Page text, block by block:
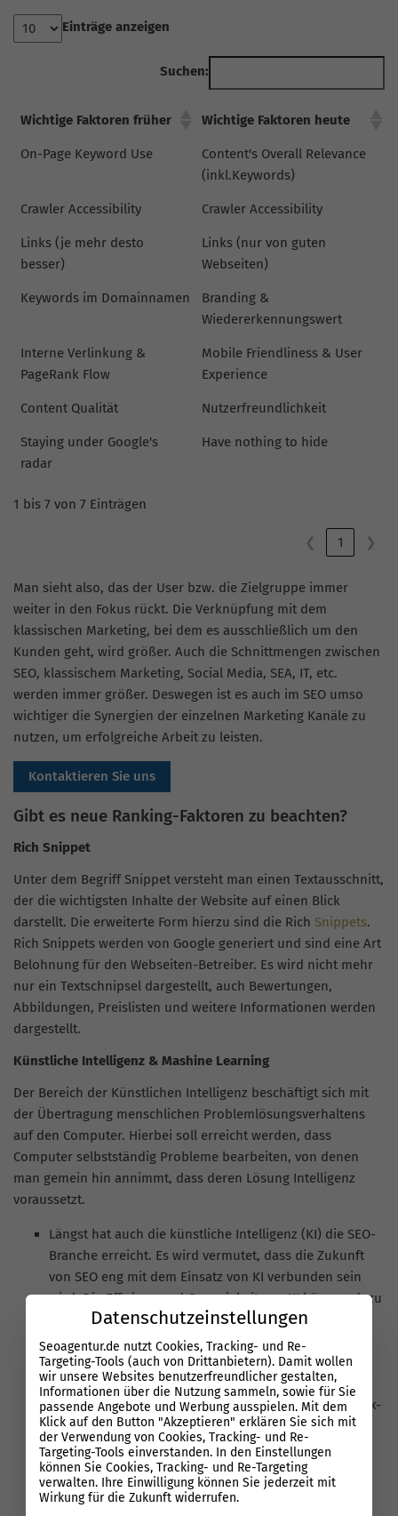
Einträge anzeigen
Suchen:
Wichtige Faktoren früher Wichtige Faktoren heute
On-Page Keyword Use
Content's Overall Relevance
(inkl.Keywords)
Crawler Accessibility Crawler Accessibility
Links (je mehr desto
besser)
Links (nur von guten
Webseiten)
Keywords im Domainnamen
Branding &
Wiedererkennungswert
Interne Verlinkung &
PageRank Flow
Mobile Friendliness & User
Experience
Content Qualität Nutzerfreundlichkeit
Staying under Google's
radar
Have nothing to hide
1 bis 7 von 7 Einträgen
❮ 1 ❯
Man sieht also, das der User bzw. die Zielgruppe immer
weiter in den Fokus rückt. Die Verknüpfung mit dem
klassischen Marketing, bei dem es ausschließlich um den
Kunden geht, wird größer. Auch die Schnittmengen zwischen
SEO, klassischem Marketing, Social Media, SEA, IT, etc.
werden immer größer. Deswegen ist es auch im SEO umso
wichtiger die Synergien der einzelnen Marketing Kanäle zu
nutzen, um erfolgreiche Arbeit zu leisten.
Kontaktieren Sie uns
Gibt es neue Ranking-Faktoren zu beachten?
Rich Snippet
Unter dem Begriff Snippet versteht man einen Textausschnitt,
der die wichtigsten Inhalte der Website auf einen Blick
darstellt. Die erweiterte Form hierzu sind die Rich Snippets.
Rich Snippets werden von Google generiert und sind eine Art
Belohnung für den Webseiten-Betreiber. Es wird nicht mehr
nur ein Textschnipsel dargestellt, auch Bewertungen,
Abbildungen, Preislisten und weitere Informationen werden
dargestellt.
Künstliche Intelligenz & Mashine Learning
Der Bereich der Künstlichen Intelligenz beschäftigt sich mit
der Übertragung menschlichen Problemlösungsverhaltens
auf den Computer. Hierbei soll erreicht werden, dass
Computer selbstständig Probleme bearbeiten, von denen
man gemein hin annimmt, dass deren Lösung Intelligenz
voraussetzt.
Längst hat auch die künstliche Intelligenz (KI) die SEO-
Branche erreicht. Es wird vermutet, dass die Zukunft
von SEO eng mit dem Einsatz von KI verbunden sein
wird. Die Effizienz und Genauigkeit von KI können dazu
beitragen, die Suchmaschinenoptimierung zu
revolutionieren.
Zukünftig könnten SEO-Experten verstärkt auf KI-
gestützte Tools zur Schlüsselwortforschung,
Inhaltserstellung und -optimierung sowie zur Backlink-
Analyse setzen.
Auch die Voice Search, in Verbindung mit KI, könnte
einen stärkeren Einfluss auf die SEO-Strategie haben.
Bei der Welt der Sprachsuche ist es wichtig, sich auf
Datenschutzeinstellungen
Seoagentur.de nutzt Cookies, Tracking- und Re-
Targeting-Tools (auch von Drittanbietern). Damit wollen
wir unsere Websites benutzerfreundlicher gestalten,
Informationen über die Nutzung sammeln, sowie für Sie
passende Angebote und Werbung ausspielen. Mit dem
Klick auf den Button "Akzeptieren" erklären Sie sich mit
der Verwendung von Cookies, Tracking- und Re-
Targeting-Tools einverstanden. In den Einstellungen
können Sie Cookies, Tracking- und Re-Targeting
verwalten. Ihre Einwilligung können Sie jederzeit mit
Wirkung für die Zukunft widerrufen.